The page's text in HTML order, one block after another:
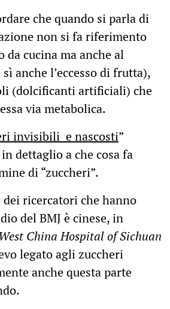
che quando si parla di
non si fa riferimento
da cucina ma anche al
anche l’eccesso di frutta),
(dolcificanti artificiali) che
via metabolica.
invisibili e nascosti”
dettaglio a che cosa fa
di “zuccheri”.
dei ricercatori che hanno
del BMJ è cinese, in
West China Hospital of Sichuan
legato agli zuccheri
anche questa parte